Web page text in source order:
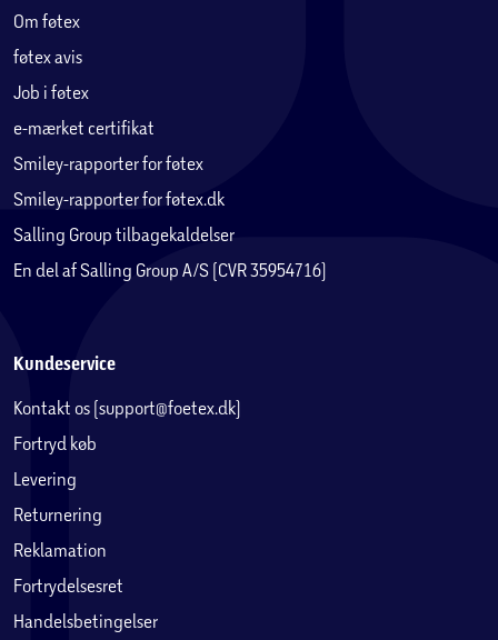
Om føtex
føtex avis
Job i føtex
e-mærket certifikat
Smiley-rapporter for føtex
Smiley-rapporter for føtex.dk
Salling Group tilbagekaldelser
En del af Salling Group A/S (CVR 35954716)
Kundeservice
Kontakt os (support@foetex.dk)
Fortryd køb
Levering
Returnering
Reklamation
Fortrydelsesret
Handelsbetingelser